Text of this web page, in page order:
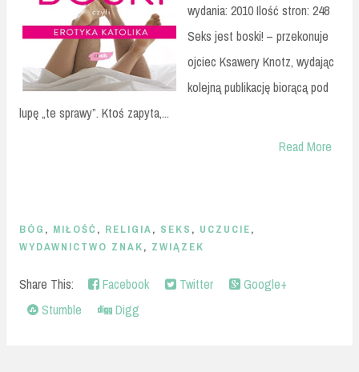
wydania: 2010 Ilość stron: 248
Seks jest boski! – przekonuje
ojciec Ksawery Knotz, wydając
kolejną publikację biorącą pod
lupę „te sprawy”. Ktoś zapyta,...
Read More
BÓG , MIŁOŚĆ , RELIGIA, SEKS , UCZUCIE,
WYDAWNICTWO ZNAK, ZWIĄZEK
Share This: Facebook Twitter
Google+
Stumble
Digg